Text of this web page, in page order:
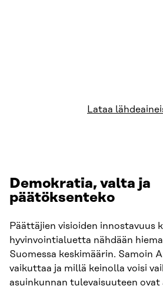
Lataa
Demokratia, valta ja
päätöksenteko
Päättäjien visioiden innostavuus
hyvinvointialuetta nähdään
Suomessa keskimäärin. Samoin
vaikuttaa ja millä keinolla voisi
asuinkunnan tulevaisuuteen ovat